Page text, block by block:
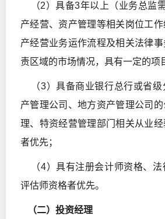
（2）具备3年以上（业务总监
产经营、资产管理等相关岗位工
产经营业务运作流程及相关法律
责区域的市场情况，具有一定的项
（3）具备商业银行总行或省级
产管理公司、地方资产管理公司
理、特资经营管理部门相关从业
者优先；
（4）具有注册会计师资格、法
评估师资格者优先。
（二）投资经理